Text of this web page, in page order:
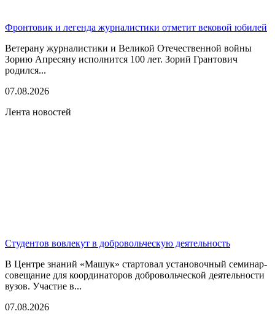
Фронтовик и легенда журналистики отметит вековой юбилей
Ветерану журналистики и Великой Отечественной войны
Зорию Апресяну исполнится 100 лет. Зорий Грантович
родился...
07.08.2026
Лента новостей
Студентов вовлекут в добровольческую деятельность
В Центре знаний «Машук» стартовал установочный семинар-
совещание для координаторов добровольческой деятельности
вузов. Участие в...
07.08.2026